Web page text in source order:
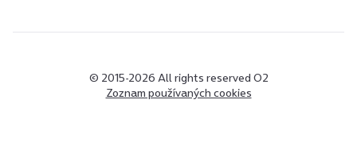
© 2015-2026 All rights reserved O2
Zoznam používaných cookies